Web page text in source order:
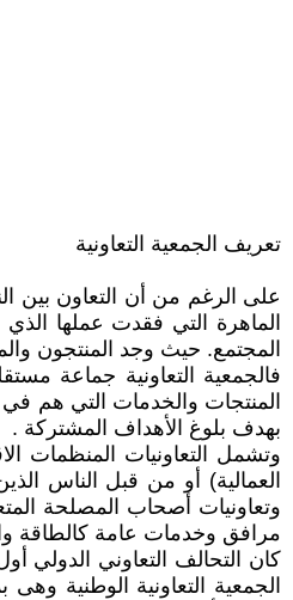
تعريف الجمعية التعاونية
على الرغم من أن التعاون بين
الماهرة التي فقدت عملها
المجتمع. حيث وجد المنتجون
فالجمعية التعاونية جماعة
المنتجات والخدمات التي هم في
بهدف بلوغ الأهداف المشتركة .
وتشمل التعاونيات المنظمات
العمالية) أو من قبل الناس
وتعاونيات أصحاب المصلحة
مرافق وخدمات عامة كالطاقة
كان التحالف التعاوني الدولي
الجمعية التعاونية الوطنية